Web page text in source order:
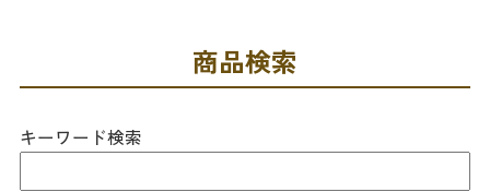
商品検索
キーワード検索